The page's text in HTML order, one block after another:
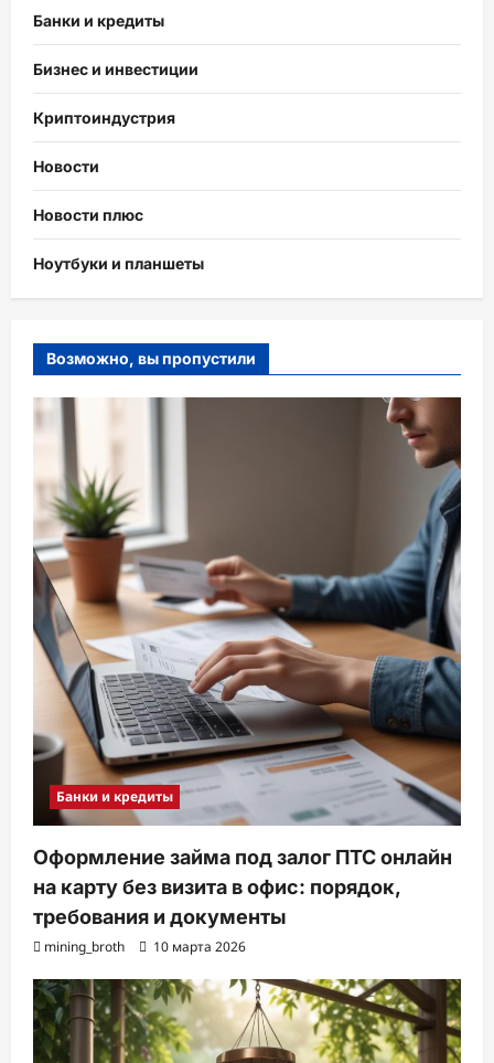
Банки и кредиты
Бизнес и инвестиции
Криптоиндустрия
Новости
Новости плюс
Ноутбуки и планшеты
Возможно, вы пропустили
Банки и кредиты
Оформление займа под залог ПТС онлайн
на карту без визита в офис: порядок,
требования и документы
mining_broth 10 марта 2026